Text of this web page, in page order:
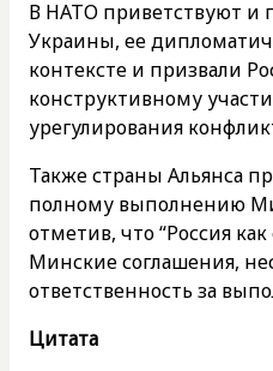
В НАТО приветствуют
Украины, ее
контексте и призвали
конструктивному
урегулирования
Также страны Альянса
полному выполнению
отметив, что “Россия
Минские соглашения,
ответственность за
Цитата